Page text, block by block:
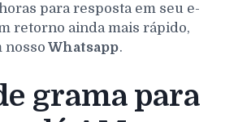
para resposta em seu e-
retorno ainda mais rápido,
nosso Whatsapp.
grama para